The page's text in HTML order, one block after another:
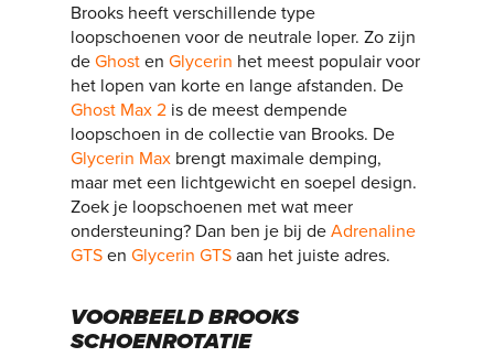
Brooks heeft verschillende type
loopschoenen voor de neutrale loper. Zo zijn
deGhost enGlycerin het meest populair voor
het lopen van korte en lange afstanden. De
Ghost Max 2 is de meest dempende
loopschoen in de collectie van Brooks. De
Glycerin Max brengt maximale demping,
maar met een lichtgewicht en soepel design.
Zoek je loopschoenen met wat meer
ondersteuning? Dan ben je bij deAdrenaline
GTS enGlycerin GTS aan het juiste adres.
VOORBEELD BROOKS
SCHOENROTATIE